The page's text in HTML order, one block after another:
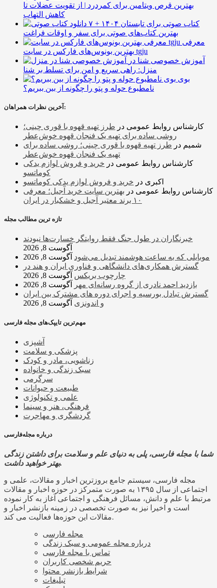
بهترین قرص ویتامین برای کمردرد | از تقویت عضلات تا
کاهش التهاب
۷ کتاب صوتی برای تابستان ۱۴۰۴ +
بهترین کتاب‌های صوتی برای سفر و اوقات فراغت
معرفی
بهترین بونوس‌های فارکس در سایت tgju
آموزش خصوصی شنا در
منزل: راهی سریع و امن برای تسلط بر شنا
بوی
نامطبوع حوله و پتو را چگونه از بین ببریم؟
آخرین نظرات همراهان:
کارشناس روابط عمومی در طرز تهیه قهوه با قوری چینی؛
روشی ساده برای تهیه یک فنجان قهوه خوش‌عطر
شمیم در طرز تهیه قهوه با قوری چینی؛ روشی ساده برای
تهیه یک فنجان قهوه خوش‌عطر
کارشناس روابط عمومی در خرید و فروش لوازم یدکی
کوماتسو
اکبری در خرید و فروش لوازم یدکی کوماتسو
کارشناس روابط عمومی در بهترین سایت خرید آجیل؛ معرفی
۱۰ برند معتبر آجیل و خشکبار در ایران
تازه ترین مطالب مجله
خبرنگاران در طول جنگ فقط روایتگر خسارت‌ها نبودند
آگوست 8, 2026
موبایلی که به ساعت هوشمند تبدیل می‌شود آگوست 8, 2026
گسترش همکاری‌های دانشگاهی و فناوری ایران و هند در
چارچوب بریکس آگوست 8, 2026
بازدید احمد نادری از گروه رسانه‌ای مهر
آگوست 8, 2026
گسترش تبادل بورسیه و اجرای دوره های مشترک بین ایران
و اندونزی آگوست 8, 2026
مهم‌ترین تایپک‌های مجله فارسی
آشپزی
پزشکی و سلامت
زناشویی، مادر و کودک
سبک زندگی و خانواده
سرگرمی
طبیعت و حیوانات
علمی و تکنولوژی
فرهنگی، هنر و سینما
گردشگری و مهاجرت
درباره مجله‌فارسی
شما با مجله فارسی، پلی به دنیای علم و سلامت برای داشتن زندگی
بهتر خواهید داشت.
مجله فارسی، سیستم جامع بروزترین اخبار و مقالات، علمی و
اجتماعی از سال ۱۳۹۵ به صورت متمرکز در حوزه اخبار و مقالات
مرتبط با علم و دانش، مسائل فرهنگی و اجتماعی آغاز به کار نموده
است و اخیرا نیز به صورت تخصصی در زمینه بازنشر اخبار و
مقالات این حوزه‌ها فعالیت می کند.
مجله فارسی
درباره مجله عمومی و سبک زندگی
تماس با مجله فارسی
حریم شخصی کاربران
شرایط بازنشر محتوا
تبلیغات